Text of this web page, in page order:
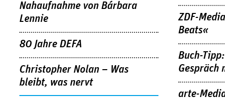
Nahaufnahme von Bárbara
Lennie
80 Jahre DEFA
Christopher Nolan – Was
bleibt, was nervt
ZDF-
Beats«
Buch-
Gespräch
arte-